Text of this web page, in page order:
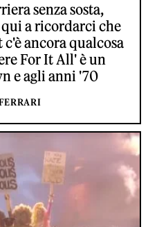
senza sosta,
a ricordarci che
ancora qualcosa
For It All' è un
e agli anni '70